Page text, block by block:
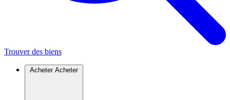
Trouver des biens
Acheter Acheter